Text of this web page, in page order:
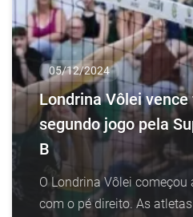
05/12/2024
Londrina Vôlei
segundo jogo pela
B
O Londrina Vôlei
com o pé direito. As